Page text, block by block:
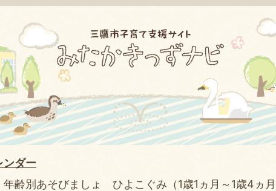
ンダー
齢別あそびましょ ひよこぐみ（1歳1ヵ月～1歳4ヵ